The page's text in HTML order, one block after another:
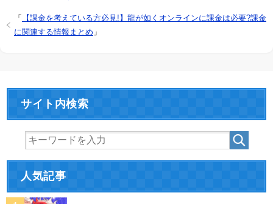
「
【課金を考えている方必見!】龍が如くオンラインに課金は必要?課金
に関連する情報まとめ 」
サイト内検索
人気記事